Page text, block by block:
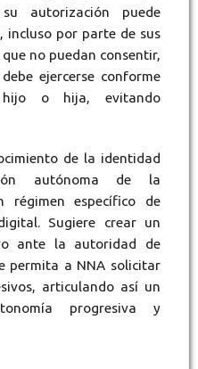
autorización puede
incluso por parte de sus
no puedan consentir,
ejercerse conforme
o hija, evitando
de la identidad
autónoma de la
régimen específico de
Sugiere crear un
ante la autoridad de
permita a NNA solicitar
articulando así un
progresiva y